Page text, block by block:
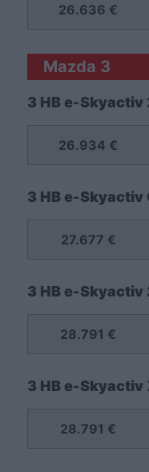
26.636 €
Mazda 3
3 HB e-Skyactiv
26.934 €
3 HB e-Skyactiv
27.677 €
3 HB e-Skyactiv
28.791 €
3 HB e-Skyactiv
28.791 €